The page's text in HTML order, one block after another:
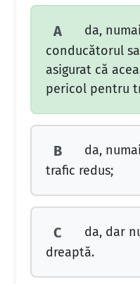
A
da,
conducătorul
asigurat că
pericol pentru
B
da,
trafic redus;
C
da, dar
dreaptă.